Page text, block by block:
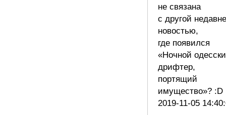
не связана
с другой
новостью,
где появился
«Ночной
дрифтер,
портящий
имущество»?
2019-11-05